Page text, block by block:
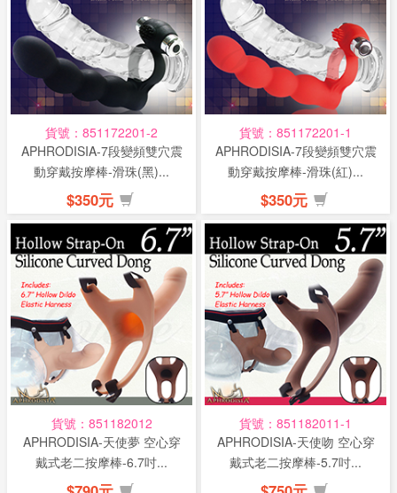
貨號：851172201-2
APHRODISIA-7段變頻雙穴震
動穿戴按摩棒-滑珠(黑)...
$350元
貨號：851172201-1
APHRODISIA-7段變頻雙穴震
動穿戴按摩棒-滑珠(紅)...
$350元
貨號：851182012
APHRODISIA-天使夢 空心穿
戴式老二按摩棒-6.7吋...
貨號：851182011-1
APHRODISIA-天使吻 空心穿
戴式老二按摩棒-5.7吋...